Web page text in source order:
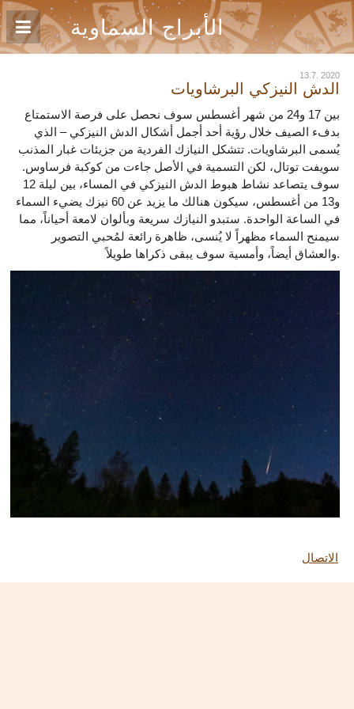
الأبراج السماوية
13.7. 2020
الدش النيزكي البرشاويات
بين 17 و24 من شهر أغسطس سوف نحصل على فرصة الاستمتاع
بدفء الصيف خلال رؤية أحد أجمل أشكال الدش النيزكي – الذي
يُسمى البرشاويات. تتشكل النيازك الفردية من جزيئات غبار المذنب
سويفت توتال، لكن التسمية في الأصل جاءت من كوكبة فرساوس.
سوف يتصاعد نشاط هبوط الدش النيزكي في المساء، بين ليلة 12
و13 من أغسطس، سيكون هنالك ما يزيد عن 60 نيزك يضيء السماء
في الساعة الواحدة. ستبدو النيازك سريعة وبألوان لامعة أحياناً، مما
سيمنح السماء مظهراً لا يُنسى، ظاهرة رائعة لمُحبي التصوير
والعشاق أيضاً، وأمسية سوف يبقى ذكراها طويلاً.
الاتصال